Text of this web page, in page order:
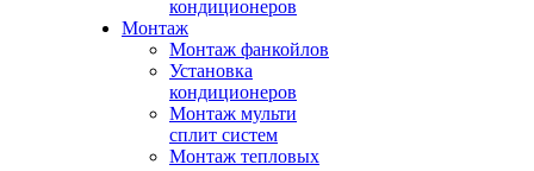
кондиционеров
Монтаж
Монтаж фанкойлов
Установка
кондиционеров
Монтаж мульти
сплит систем
Монтаж тепловых